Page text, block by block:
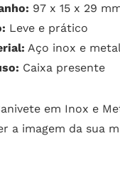
97 x 15 x 29
Leve e prático
Aço inox e
Caixa presente
em Inox e
a imagem da sua